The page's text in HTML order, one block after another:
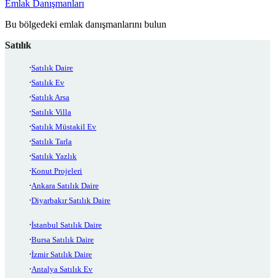
Emlak Danışmanları
Bu bölgedeki emlak danışmanlarını bulun
Satılık
Satılık Daire
Satılık Ev
Satılık Arsa
Satılık Villa
Satılık Müstakil Ev
Satılık Tarla
Satılık Yazlık
Konut Projeleri
Ankara Satılık Daire
Diyarbakır Satılık Daire
İstanbul Satılık Daire
Bursa Satılık Daire
İzmir Satılık Daire
Antalya Satılık Ev